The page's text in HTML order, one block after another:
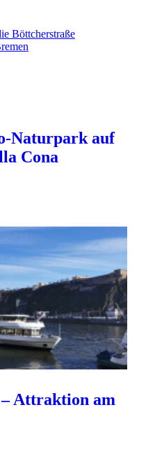
Böttcherstraße
Naturpark auf
Cona
Attraktion am